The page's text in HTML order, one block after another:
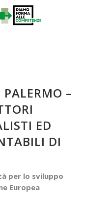
–
ED
DI
per lo sviluppo
Europea